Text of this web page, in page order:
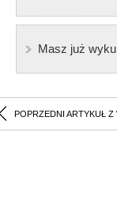
Masz już
POPRZEDNI ARTYKUŁ Z